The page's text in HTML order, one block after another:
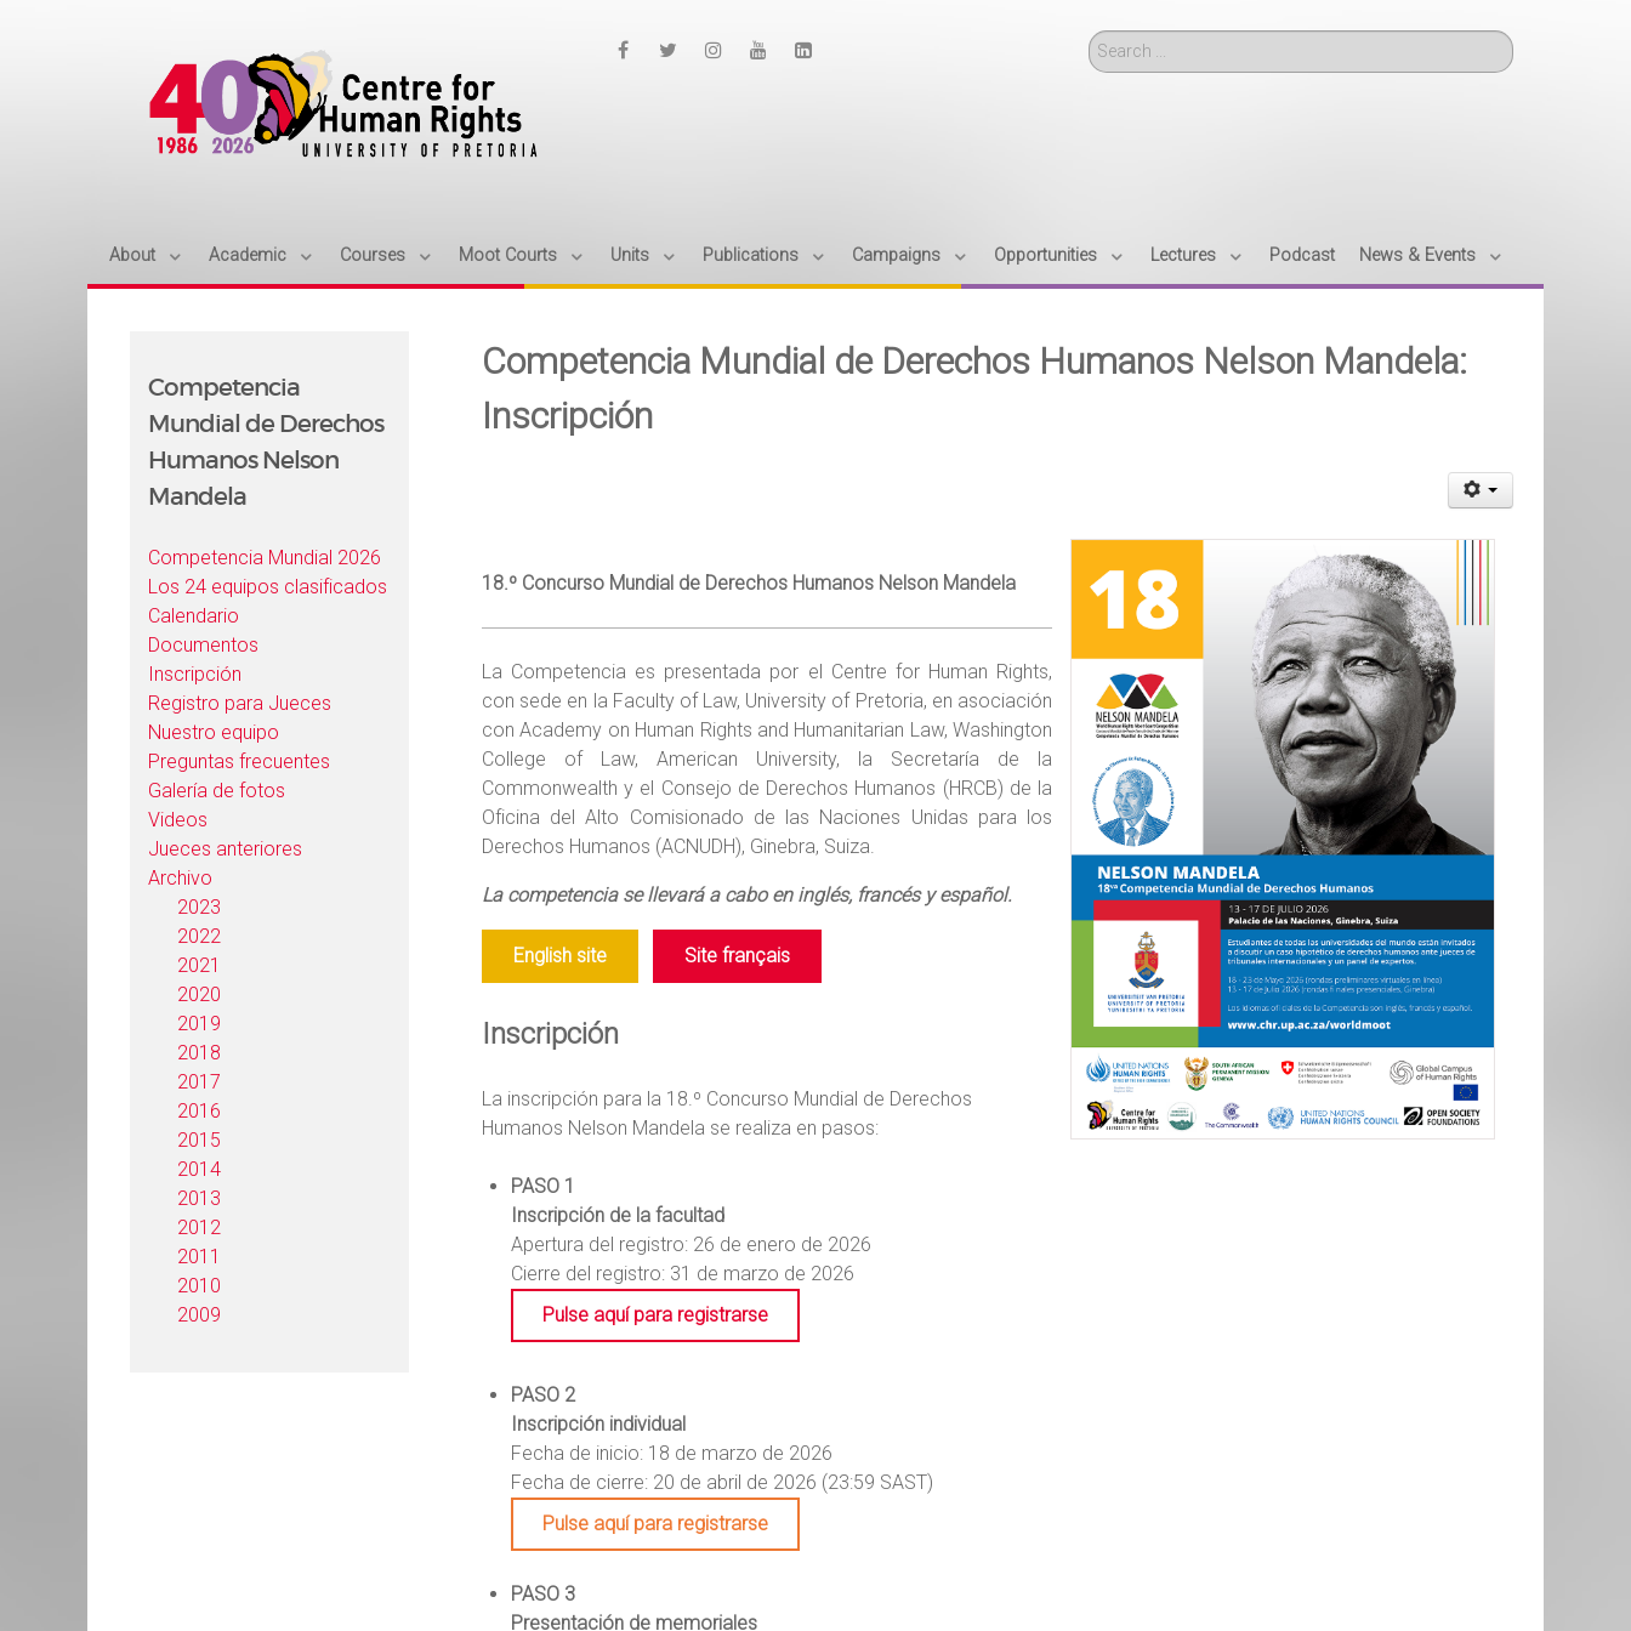
Search
About Academic Courses Moot Courts Units Publications Campaigns Opportunities Lectures Podcast News & Events
Competencia
Mundial de Derechos
Humanos Nelson
Mandela
Competencia Mundial 2026
Los 24 equipos clasificados
Calendario
Documentos
Inscripción
Registro para Jueces
Nuestro equipo
Preguntas frecuentes
Galería de fotos
Videos
Jueces anteriores
Archivo
2023
2022
2021
2020
2019
2018
2017
2016
2015
2014
2013
2012
2011
2010
2009
Competencia Mundial de Derechos Humanos Nelson Mandela:
Inscripción
18.º Concurso Mundial de Derechos Humanos Nelson Mandela
La Competencia es presentada por el Centre for Human Rights,
con sede en la Faculty of Law, University of Pretoria, en asociación
con Academy on Human Rights and Humanitarian Law, Washington
College of Law, American University, la Secretaría de la
Commonwealth y el Consejo de Derechos Humanos (HRCB) de la
Oficina del Alto Comisionado de las Naciones Unidas para los
Derechos Humanos (ACNUDH), Ginebra, Suiza.
La competencia se llevará a cabo en inglés, francés y español.
English site Site français
Inscripción
La inscripción para la 18.º Concurso Mundial de Derechos
Humanos Nelson Mandela se realiza en pasos:
PASO 1
Inscripción de la facultad
Apertura del registro: 26 de enero de 2026
Cierre del registro: 31 de marzo de 2026
Pulse aquí para registrarse
PASO 2
Inscripción individual
Fecha de inicio: 18 de marzo de 2026
Fecha de cierre: 20 de abril de 2026 (23:59 SAST)
Pulse aquí para registrarse
PASO 3
Presentación de memoriales